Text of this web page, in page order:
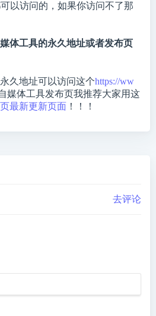
以访问的，如果你访问不了那
体工具的永久地址或者发布页
久地址可以访问这个https://ww
媒体工具发布页我推荐大家用这
最新更新页面 ！！！
去评论